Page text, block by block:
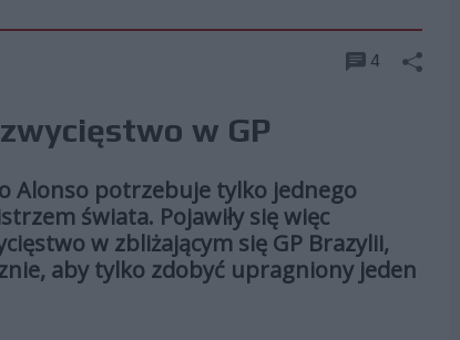
4
w GP
Alonso potrzebuje tylko jednego
świata. Pojawiły się więc
w zbliżającym się GP Brazylii,
aby tylko zdobyć upragniony jeden